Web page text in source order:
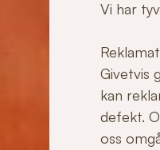
Vi har
Givetvis
kan
defekt.
oss